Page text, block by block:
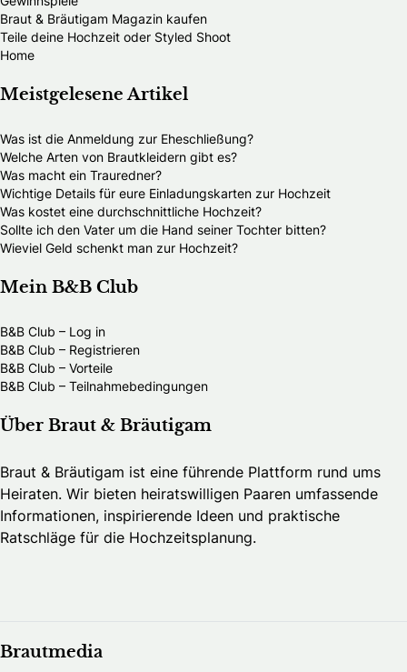
Braut & Bräutigam Magazin kaufen
Teile deine Hochzeit oder Styled Shoot
Home
Meistgelesene Artikel
Was ist die Anmeldung zur Eheschließung?
Welche Arten von Brautkleidern gibt es?
Was macht ein Trauredner?
Wichtige Details für eure Einladungskarten zur Hochzeit
Was kostet eine durchschnittliche Hochzeit?
Sollte ich den Vater um die Hand seiner Tochter bitten?
Wieviel Geld schenkt man zur Hochzeit?
Mein B&B Club
B&B Club – Log in
B&B Club – Registrieren
B&B Club – Vorteile
B&B Club – Teilnahmebedingungen
Über Braut & Bräutigam
Braut & Bräutigam ist eine führende Plattform rund ums
Heiraten. Wir bieten heiratswilligen Paaren umfassende
Informationen, inspirierende Ideen und praktische
Ratschläge für die Hochzeitsplanung.
Brautmedia